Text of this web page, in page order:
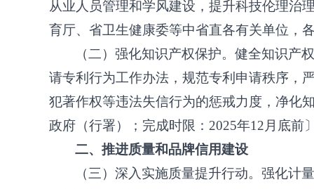
从业人员管理和学风建设，提升科技伦理治
育厅、省卫生健康委等中省直各有关单位，
（二）强化知识产权保护。健全知识
请专利行为工作办法，规范专利申请秩序，
犯著作权等违法失信行为的惩戒力度，净化
政府（行署）；完成时限： 2025年12月底前
二、推进质量和品牌信用建设
（三）深入实施质量提升行动。强化